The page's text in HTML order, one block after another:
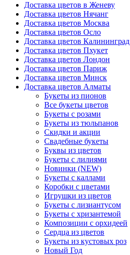
Доставка цветов в Женеву
Доставка цветов Нячанг
Доставка цветов Москва
Доставка цветов Осло
Доставка цветов Калининград
Доставка цветов Пхукет
Доставка цветов Лондон
Доставка цветов Париж
Доставка цветов Минск
Доставка цветов Алматы
Букеты из пионов
Все букеты цветов
Букеты с розами
Букеты из тюльпанов
Скидки и акции
Свадебные букеты
Буквы из цветов
Букеты с лилиями
Новинки (NEW)
Букеты с каллами
Коробки с цветами
Игрушки из цветов
Букеты с лизиантусом
Букеты с хризантемой
Композиции с орхидеей
Сердца из цветов
Букеты из кустовых роз
Новый Год